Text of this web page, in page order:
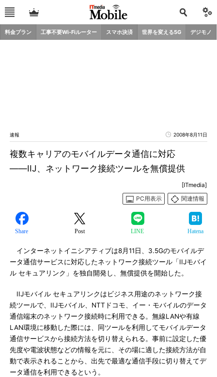
料金プラン 工事不要Wi-Fiルーター スマホ決済 世界を変える5G デジモノ
速報 2008年8月11日
複数キャリアのモバイルデータ通信に対応
――IIJ、ネットワーク接続ツールを無償提供
[ITmedia]
PC用表示
関連情報
Share Post LINE Hatena
インターネットイニシアティブは8月11日、3.5Gのモバイルデ
ータ通信サービスに対応したネットワーク接続ツール「IIJモバイ
ル セキュアリンク」を独自開発し、無償提供を開始した。
IIJモバイル セキュアリンクはビジネス用途のネットワーク接
続ツールで、IIJモバイル、NTTドコモ、イー・モバイルのデータ
通信端末のネットワーク接続時に利用できる。無線LANや有線
LAN環境に移動した際には、同ツールを利用してモバイルデータ
通信サービスから接続方法を切り替えられる。事前に設定した優
先度や電波状態などの情報を元に、その場に適した接続方法が自
動で表示されることから、出先で最適な通信手段に切り替えてデ
ータ通信を利用できるという。